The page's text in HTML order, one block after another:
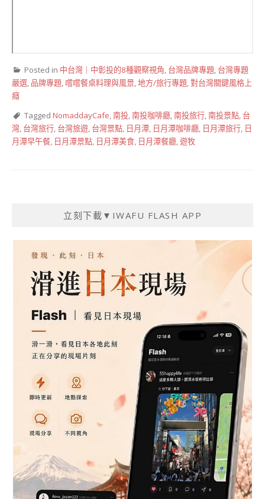
Posted in 中台灣｜中彰投的8種觀察視角, 台灣品牌專題, 台灣專題
嚴選, 品牌專題, 嚐嚐餐桌料理與風景,地方/旅行專題,對台灣關鍵風格上
癮
Tagged NomaddayCafe,南投,南投咖啡廳,南投旅行,南投景點, 台
灣, 台灣旅行, 台灣旅遊, 台灣景點, 日月潭, 日月潭咖啡廳, 日月潭旅行, 日
月潭早午餐, 日月潭景點, 日月潭美食, 日月潭餐廳,遊牧
立刻下載▼IWAFU FLASH APP